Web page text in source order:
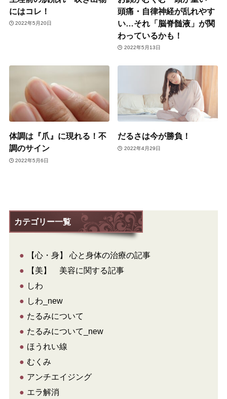
にはコレ！
2022年5月20日
頭痛・自律神経が乱れやす
い…それ「脳脊髄液」が関
わっているかも！
2022年5月13日
体調は『爪』に現れる！不
調のサイン
2022年5月6日
だるさは今が勝負！
2022年4月29日
カテゴリー一覧
●
【心・身】 心と身体の治療の記事
●
【美】 美容に関する記事
● しわ
● しわ_new
● たるみについて
● たるみについて_new
● ほうれい線
● むくみ
● アンチエイジング
● エラ解消